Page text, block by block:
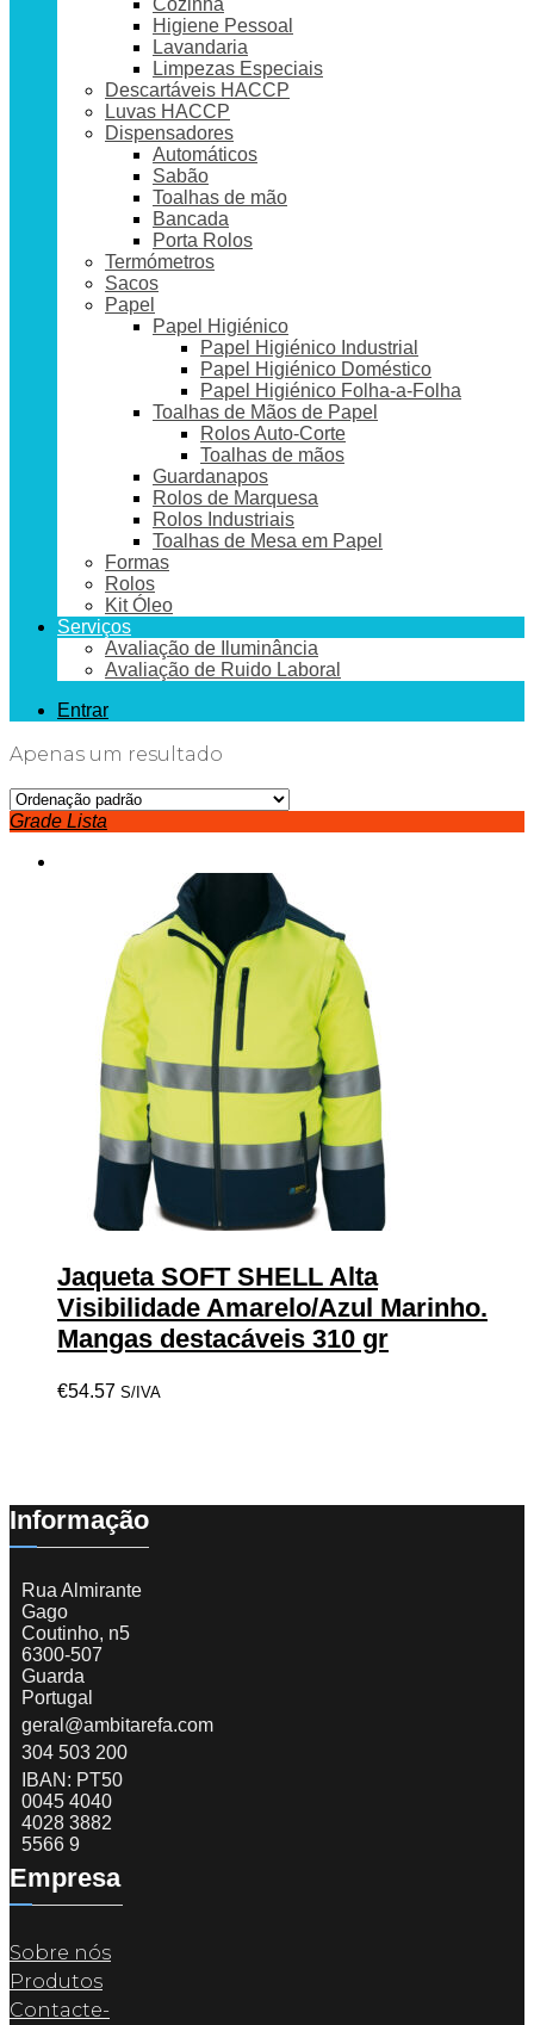
Cozinha
Higiene Pessoal
Lavandaria
Limpezas Especiais
Descartáveis HACCP
Luvas HACCP
Dispensadores
Automáticos
Sabão
Toalhas de mão
Bancada
Porta Rolos
Termómetros
Sacos
Papel
Papel Higiénico
Papel Higiénico Industrial
Papel Higiénico Doméstico
Papel Higiénico Folha-a-Folha
Toalhas de Mãos de Papel
Rolos Auto-Corte
Toalhas de mãos
Guardanapos
Rolos de Marquesa
Rolos Industriais
Toalhas de Mesa em Papel
Formas
Rolos
Kit Óleo
Serviços
Avaliação de Iluminância
Avaliação de Ruido Laboral
Entrar
Apenas um resultado
Grade Lista
Jaqueta SOFT SHELL Alta
Visibilidade Amarelo/Azul Marinho.
Mangas destacáveis ​​310 gr
€54.57 S/IVA
Informação
Rua Almirante
Gago
Coutinho, n5
6300-507
Guarda
Portugal
geral@ambitarefa.com
304 503 200
IBAN: PT50
0045 4040
4028 3882
5566 9
Empresa
Sobre nós
Produtos
Contacte-